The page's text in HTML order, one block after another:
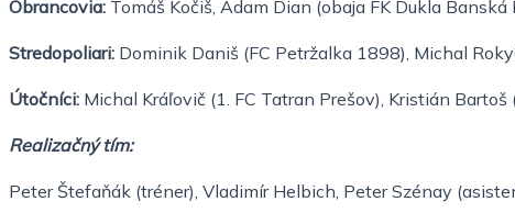
Obrancovia: Tomáš Kočiš, Adam Dian (obaja FK Dukla Banská
Stredopoliari: Dominik Daniš (FC Petržalka 1898), Michal
Útočníci: Michal Kráľovič (1. FC Tatran Prešov), Kristián Bartoš
Realizačný tím:
Peter Štefaňák (tréner), Vladimír Helbich, Peter Szénay